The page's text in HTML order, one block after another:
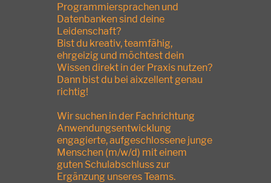
Programmiersprachen und
Datenbanken sind deine
Leidenschaft?
Bist du kreativ, teamfähig,
ehrgeizig und möchtest dein
Wissen direkt in der Praxis nutzen?
Dann bist du bei aixzellent genau
richtig!
Wir suchen in der Fachrichtung
Anwendungsentwicklung
engagierte, aufgeschlossene junge
Menschen (m/w/d) mit einem
guten Schulabschluss zur
Ergänzung unseres Teams.